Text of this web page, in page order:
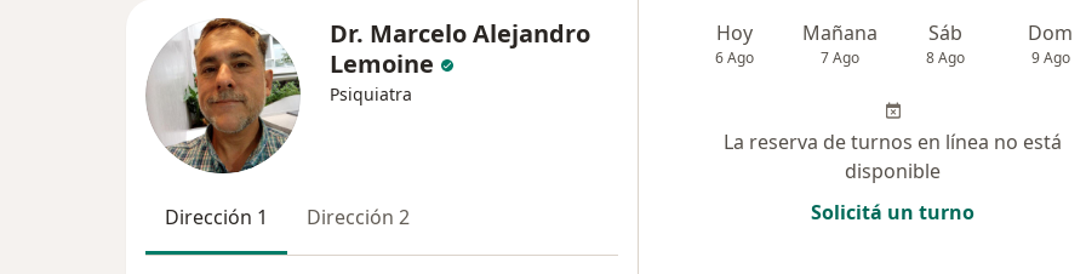
Dr. Marcelo Alejandro
Lemoine
Psiquiatra
Dirección 1 Dirección 2
Hoy
6 Ago
Mañana
7 Ago
Sáb
8 Ago
Dom
9 Ago
La reserva de turnos en línea no está
disponible
Solicitá un turno